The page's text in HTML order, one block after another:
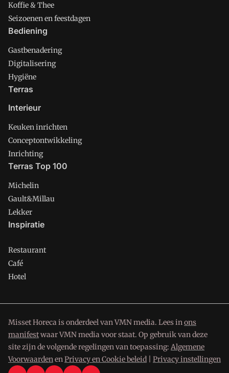
Koffie & Thee
Seizoenen en feestdagen
Bediening
Gastbenadering
Digitalisering
Hygiëne
Terras
Interieur
Keuken inrichten
Conceptontwikkeling
Inrichting
Terras Top 100
Michelin
Gault&Millau
Lekker
Inspiratie
Restaurant
Café
Hotel
Misset Horeca is onderdeel van VMN media. Lees inons
manifestwaar VMN media voor staat. Op gebruik van deze
site zijn de volgende regelingen van toepassing: Algemene
VoorwaardenenPrivacy en Cookie beleid Privacy instellingen